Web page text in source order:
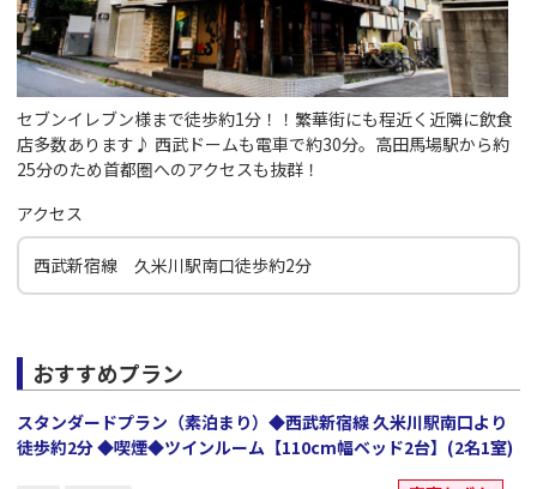
セブンイレブン様まで徒歩約1分！！繁華街にも程近く近隣に飲食
店多数あります♪ 西武ドームも電車で約30分。高田馬場駅から約
25分のため首都圏へのアクセスも抜群！
アクセス
西武新宿線 久米川駅南口徒歩約2分
おすすめプラン
スタンダードプラン（素泊まり）◆西武新宿線 久米川駅南口より
徒歩約2分 ◆喫煙◆ツインルーム【110cm幅ベッド2台】(2名1室)